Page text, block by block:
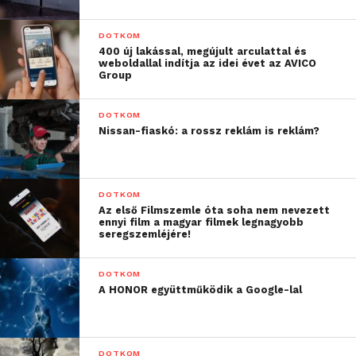
Krissler a német kancellár, Angela Merkel adatait
vonta ki egy sajtótájékoztatón készült képről, és ezt
egy bűnöző ugyanúgy megteheti egy egyszerű
újságcikkből kivágott képpel is. Krissler azt is
megerősítette, hogy a kinyert adatokat rá lehet
nyomtatni kontaktlencsékre is, így felhasználhatják
azokat az írisz leolvasó rendszerek
megtévesztésére.
Látható, hogy a biometrikus azonosításnak még
DOTKOM
400 új lakással, megújult arculattal és
weboldallal indítja az idei évet az AVICO
Group
DOTKOM
Nissan-fiaskó: a rossz reklám is reklám?
DOTKOM
Az első Filmszemle óta soha nem nevezett
ennyi film a magyar filmek legnagyobb
seregszemléjére!
DOTKOM
A HONOR együttműködik a Google-lal
DOTKOM